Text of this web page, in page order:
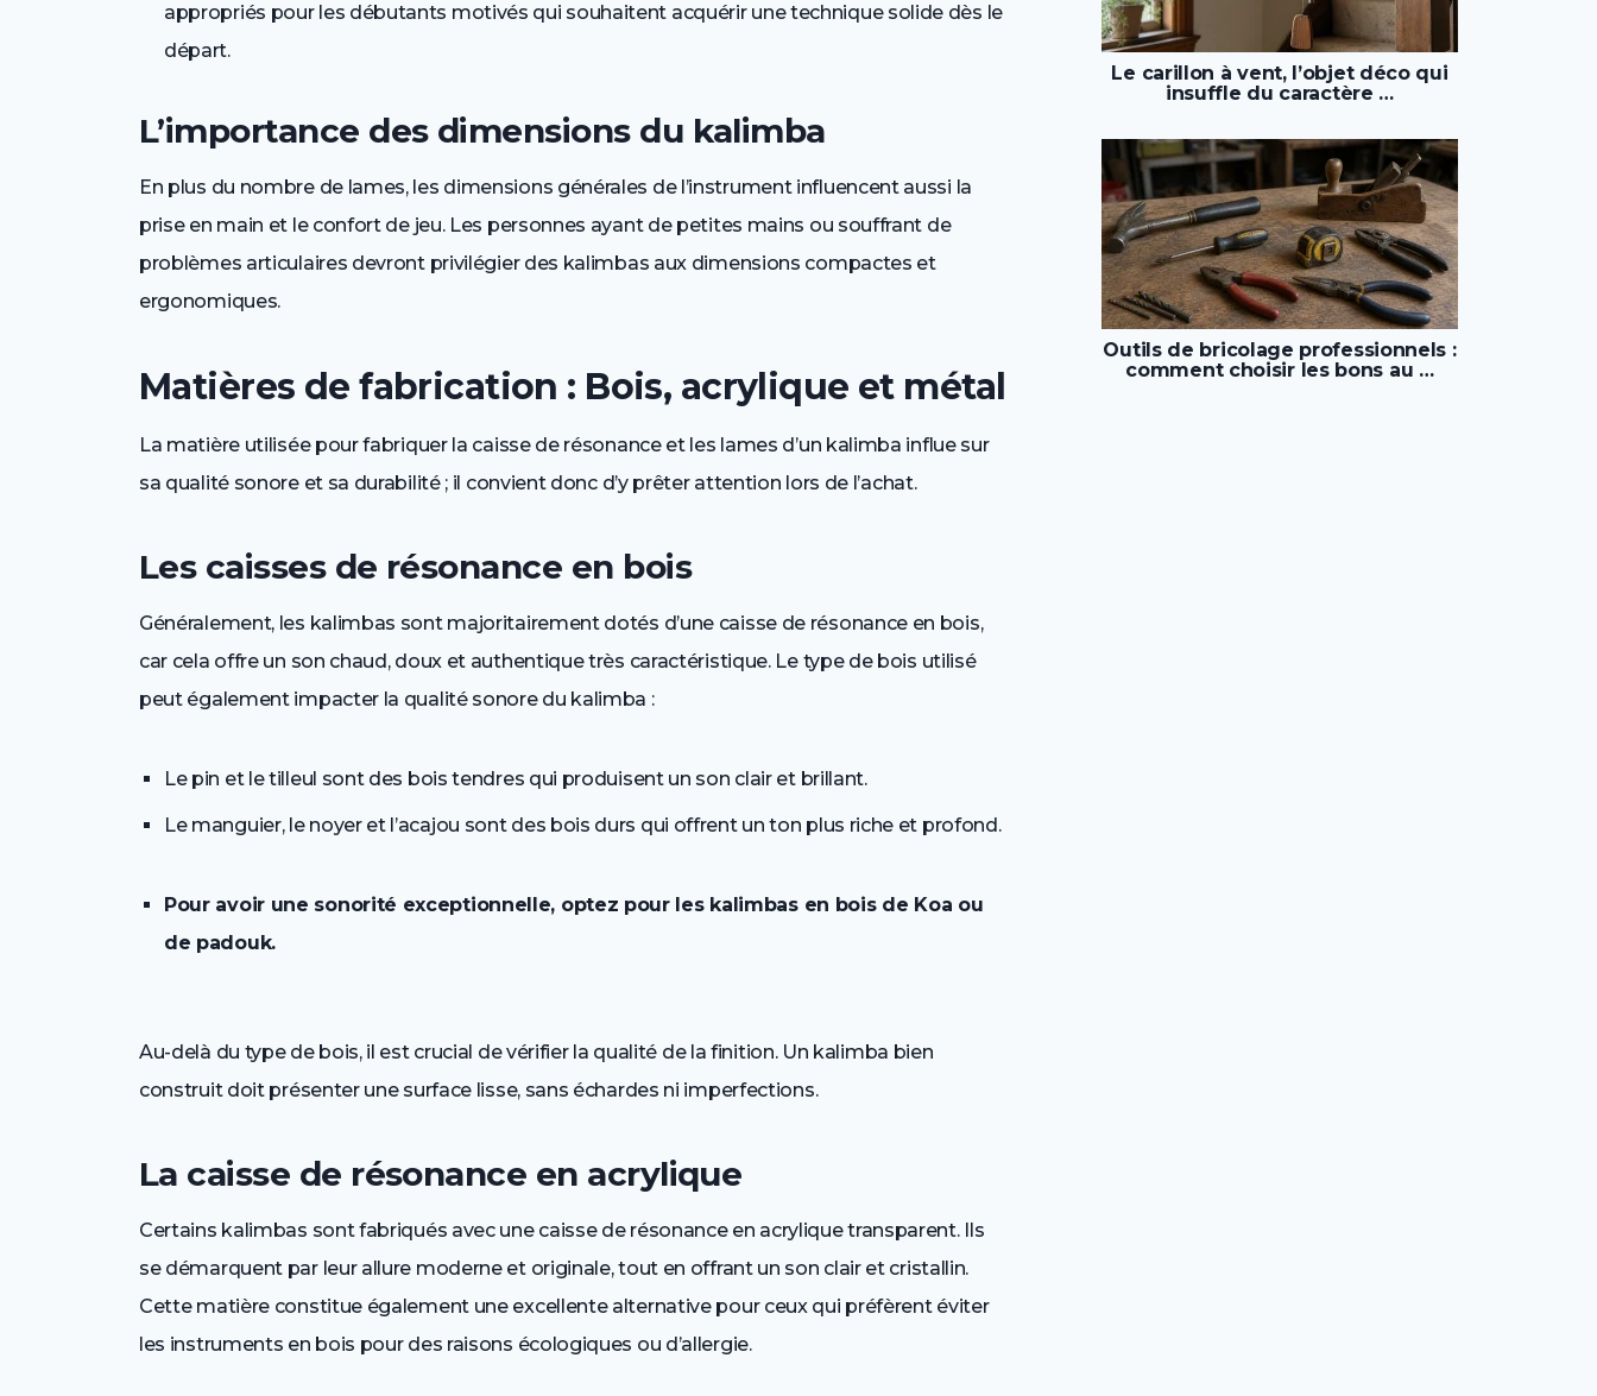
appropriés pour les débutants motivés qui souhaitent acquérir une technique solide dès le
départ.
L’importance des dimensions du kalimba
En plus du nombre de lames, les dimensions générales de l’instrument influencent aussi la
prise en main et le confort de jeu. Les personnes ayant de petites mains ou souffrant de
problèmes articulaires devront privilégier des kalimbas aux dimensions compactes et
ergonomiques.
Matières de fabrication : Bois, acrylique et métal
La matière utilisée pour fabriquer la caisse de résonance et les lames d’un kalimba influe sur
sa qualité sonore et sa durabilité ; il convient donc d’y prêter attention lors de l’achat.
Les caisses de résonance en bois
Généralement, les kalimbas sont majoritairement dotés d’une caisse de résonance en bois,
car cela offre un son chaud, doux et authentique très caractéristique. Le type de bois utilisé
peut également impacter la qualité sonore du kalimba :
Le pin et le tilleul sont des bois tendres qui produisent un son clair et brillant.
Le manguier, le noyer et l’acajou sont des bois durs qui offrent un ton plus riche et profond.
Pour avoir une sonorité exceptionnelle, optez pour les kalimbas en bois de Koa ou
de padouk.
Au-delà du type de bois, il est crucial de vérifier la qualité de la finition. Un kalimba bien
construit doit présenter une surface lisse, sans échardes ni imperfections.
La caisse de résonance en acrylique
Certains kalimbas sont fabriqués avec une caisse de résonance en acrylique transparent. Ils
se démarquent par leur allure moderne et originale, tout en offrant un son clair et cristallin.
Cette matière constitue également une excellente alternative pour ceux qui préfèrent éviter
les instruments en bois pour des raisons écologiques ou d’allergie.
Le carillon à vent, l’objet déco qui
insuffle du caractère …
Outils de bricolage professionnels :
comment choisir les bons au …